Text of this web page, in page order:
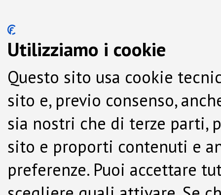
Utilizziamo i cookie
Questo sito usa cookie
sito e, previo consenso,
sia nostri che di terze parti,
sito e proporti contenuti e
preferenze. Puoi accettare